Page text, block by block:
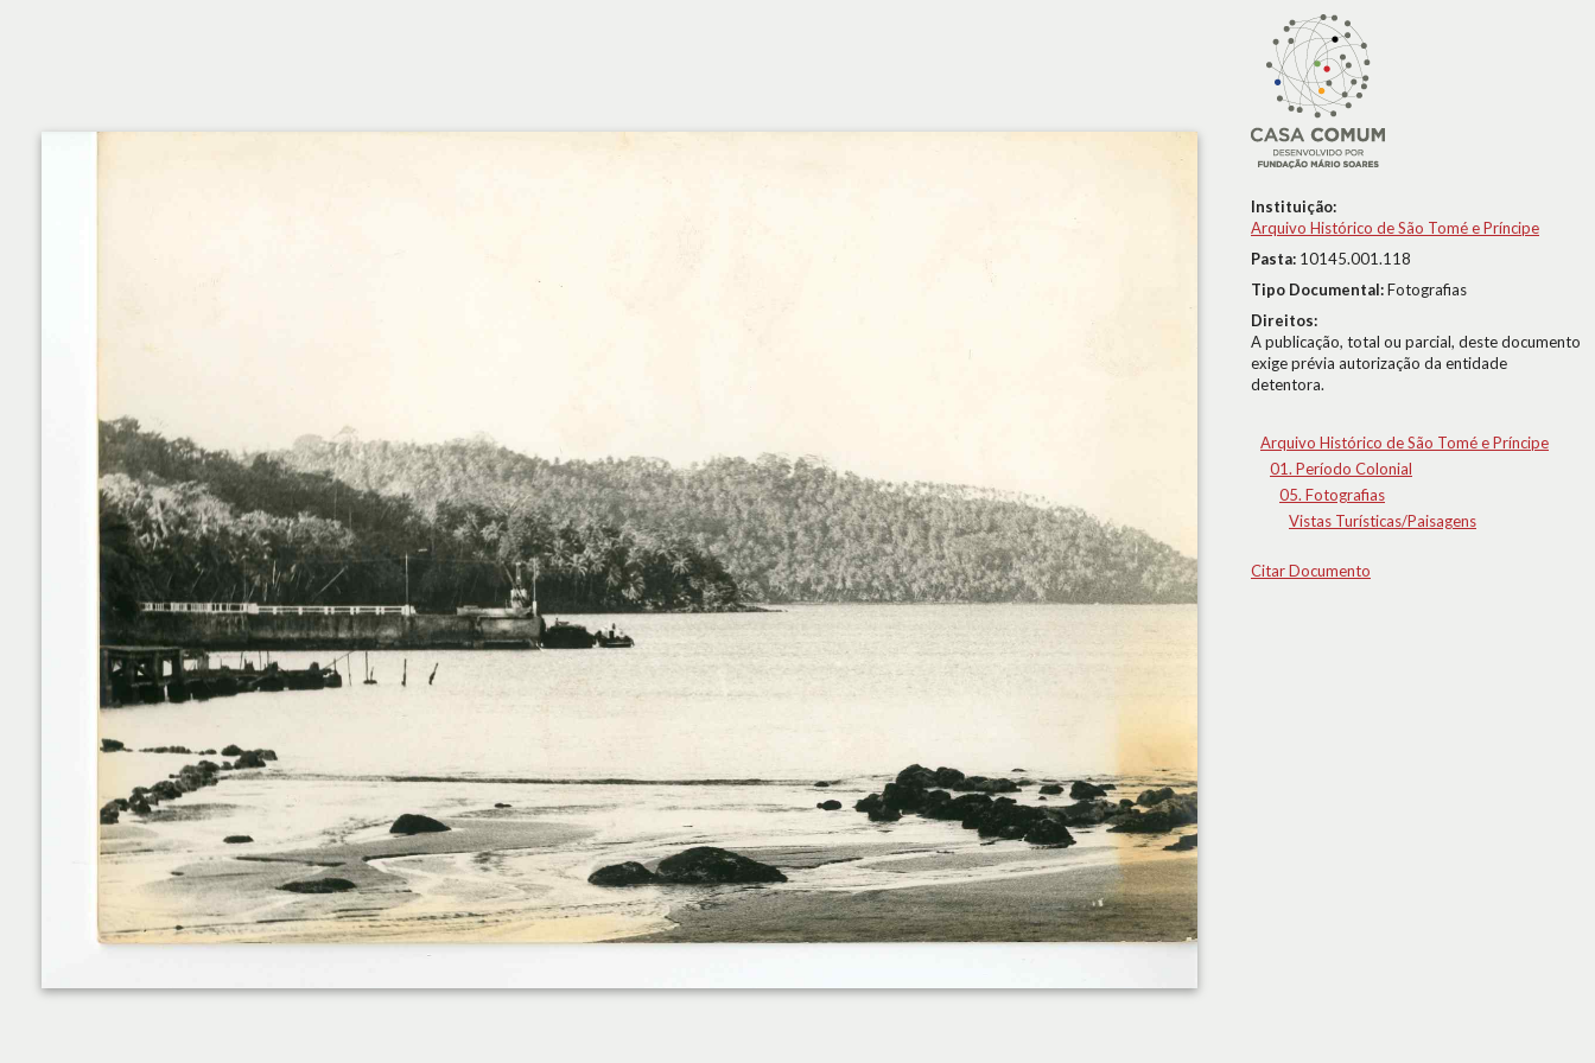
Instituição:
Arquivo Histórico de São Tomé e Príncipe
Pasta: 10145.001.118
Tipo Documental:Fotografias
Direitos:
A publicação, total ou parcial, deste documento
exige prévia autorização da entidade
detentora.
Arquivo Histórico de São Tomé e Príncipe
01. Período Colonial
05. Fotografias
Vistas Turísticas/Paisagens
Citar Documento